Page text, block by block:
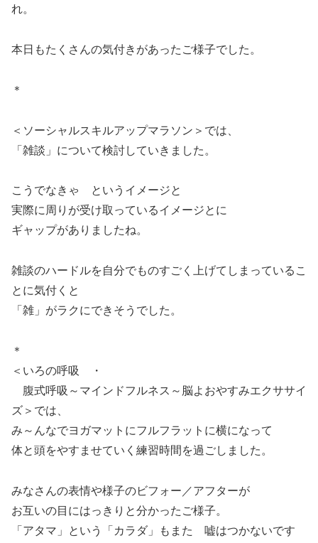
れ。
本日もたくさんの気付きがあったご様子でした。
＊
＜ソーシャルスキルアップマラソン＞では、
「雑談」について検討していきました。
こうでなきゃ というイメージと
実際に周りが受け取っているイメージとに
ギャップがありましたね。
雑談のハードルを自分でものすごく上げてしまっているこ
とに気付くと
「雑」がラクにできそうでした。
＊
＜いろの呼吸 ・
腹式呼吸～マインドフルネス～脳よおやすみエクササイ
ズ＞では、
み～んなでヨガマットにフルフラットに横になって
体と頭をやすませていく練習時間を過ごしました。
みなさんの表情や様子のビフォー／アフターが
お互いの目にはっきりと分かったご様子。
「アタマ」という「カラダ」もまた 嘘はつかないです